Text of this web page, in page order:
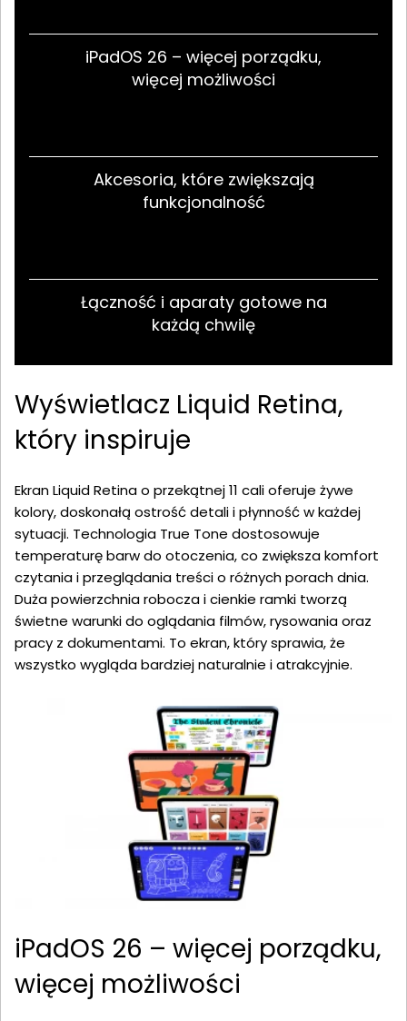
iPadOS 26 – więcej porządku,
więcej możliwości
Akcesoria, które zwiększają
funkcjonalność
Łączność i aparaty gotowe na
każdą chwilę
Wyświetlacz Liquid Retina,
który inspiruje
Ekran Liquid Retina o przekątnej 11 cali oferuje żywe
kolory, doskonałą ostrość detali i płynność w każdej
sytuacji. Technologia True Tone dostosowuje
temperaturę barw do otoczenia, co zwiększa komfort
czytania i przeglądania treści o różnych porach dnia.
Duża powierzchnia robocza i cienkie ramki tworzą
świetne warunki do oglądania filmów, rysowania oraz
pracy z dokumentami. To ekran, który sprawia, że
wszystko wygląda bardziej naturalnie i atrakcyjnie.
iPadOS 26 – więcej porządku,
więcej możliwości